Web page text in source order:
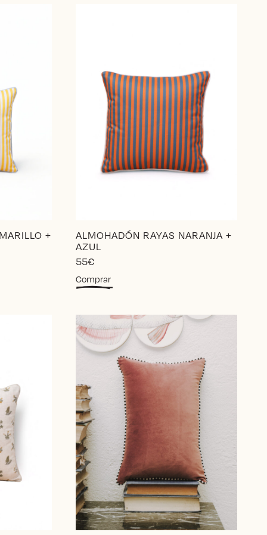
pueden
elegir
en
la
página
de
producto
+
ALMOHADÓN RAYAS NARANJA +
AZUL
55€
Comprar